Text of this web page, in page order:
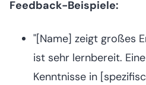
Feedback-Beispiele:
"[Name] zeigt großes
ist sehr lernbereit.
Kenntnisse in